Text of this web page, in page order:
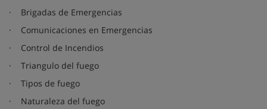
· Brigadas de Emergencias
· Comunicaciones en Emergencias
· Control de Incendios
· Triangulo del fuego
· Tipos de fuego
· Naturaleza del fuego